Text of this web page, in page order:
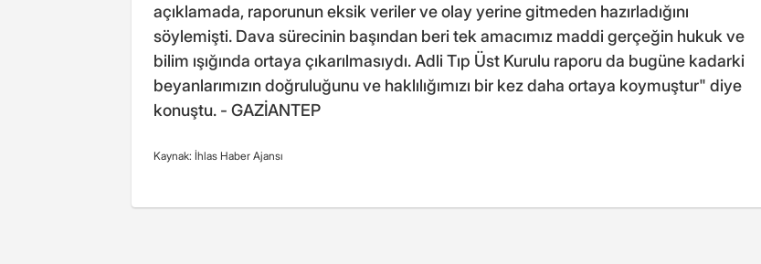
açıklamada, raporunun eksik veriler ve olay yerine gitmeden hazırladığını
söylemişti. Dava sürecinin başından beri tek amacımız maddi gerçeğin hukuk ve
bilim ışığında ortaya çıkarılmasıydı. Adli Tıp Üst Kurulu raporu da bugüne kadarki
beyanlarımızın doğruluğunu ve haklılığımızı bir kez daha ortaya koymuştur" diye
konuştu. - GAZİANTEP
Kaynak: İhlas Haber Ajansı